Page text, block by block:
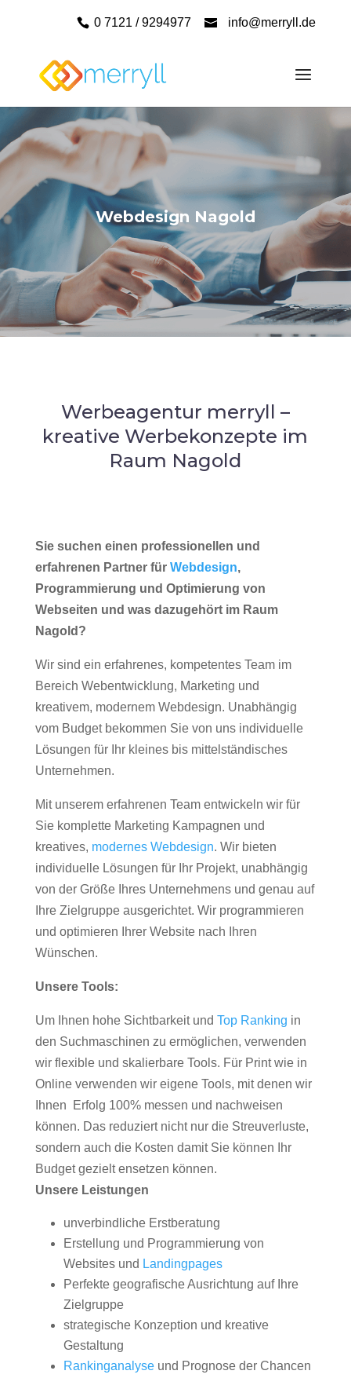
0 7121 / 9294977 info@merryll.de
Webdesign Nagold
Werbeagentur merryll –
kreative Werbekonzepte im
Raum Nagold
Sie suchen einen professionellen und
erfahrenen Partner für Webdesign,
Programmierung und Optimierung von
Webseiten und was dazugehört im Raum
Nagold?
Wir sind ein erfahrenes, kompetentes Team im
Bereich Webentwicklung, Marketing und
kreativem, modernem Webdesign. Unabhängig
vom Budget bekommen Sie von uns individuelle
Lösungen für Ihr kleines bis mittelständisches
Unternehmen.
Mit unserem erfahrenen Team entwickeln wir für
Sie komplette Marketing Kampagnen und
kreatives, modernes Webdesign. Wir bieten
individuelle Lösungen für Ihr Projekt, unabhängig
von der Größe Ihres Unternehmens und genau auf
Ihre Zielgruppe ausgerichtet. Wir programmieren
und optimieren Ihrer Website nach Ihren
Wünschen.
Unsere Tools:
Um Ihnen hohe Sichtbarkeit und Top Ranking in
den Suchmaschinen zu ermöglichen, verwenden
wir flexible und skalierbare Tools. Für Print wie in
Online verwenden wir eigene Tools, mit denen wir
Ihnen Erfolg 100% messen und nachweisen
können. Das reduziert nicht nur die Streuverluste,
sondern auch die Kosten damit Sie können Ihr
Budget gezielt ensetzen können.
Unsere Leistungen
unverbindliche Erstberatung
Erstellung und Programmierung von
Websites und Landingpages
Perfekte geografische Ausrichtung auf Ihre
Zielgruppe
strategische Konzeption und kreative
Gestaltung
Rankinganalyseund Prognose der Chancen